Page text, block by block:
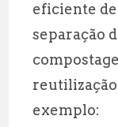
eficiente
separação
reutilização
exemplo: